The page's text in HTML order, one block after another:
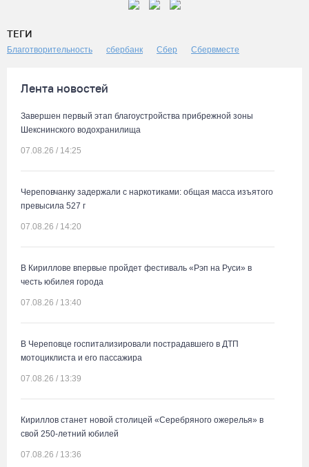
ТЕГИ
Благотворительность сбербанк Сбер Сбервместе
Лента новостей
Завершен первый этап благоустройства прибрежной зоны
Шекснинского водохранилища
07.08.26 / 14:25
Череповчанку задержали с наркотиками: общая масса изъятого
превысила 527 г
07.08.26 / 14:20
В Кириллове впервые пройдет фестиваль «Рэп на Руси» в
честь юбилея города
07.08.26 / 13:40
В Череповце госпитализировали пострадавшего в ДТП
мотоциклиста и его пассажира
07.08.26 / 13:39
Кириллов станет новой столицей «Серебряного ожерелья» в
свой 250-летний юбилей
07.08.26 / 13:36